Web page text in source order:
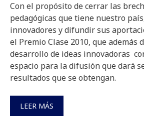
Con el propósito de cerrar las
pedagógicas que tiene nuestro
innovadores y difundir sus
el Premio Clase 2010, que además
desarrollo de ideas innovadoras
espacio para la difusión que dará
resultados que se obtengan.
LEER MÁS